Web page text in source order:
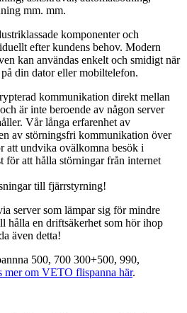
mm. mm.
komponenter och
efter kundens behov. Modern
kan användas enkelt och smidigt när
din dator eller mobiltelefon.
kommunikation direkt mellan
är inte beroende av någon server
Vår långa erfarenhet av
av störningsfri kommunikation över
att undvika ovälkomna besök i
för att hålla störningar från internet
till fjärrstyrning!
server som lämpar sig för mindre
hålla en driftsäkerhet som hör ihop
även detta!
500, 700 300+500, 990,
mer om VETO flispanna här.